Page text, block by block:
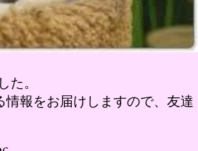
た。
情報をお届けしますので、友達